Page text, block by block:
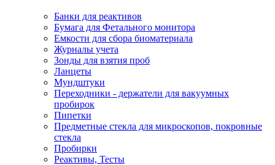
Банки для реактивов
Бумага для Фетального монитора
Емкости для сбора биоматериала
Журналы учета
Зонды для взятия проб
Ланцеты
Мундштуки
Переходники - держатели для вакуумных
пробирок
Пипетки
Предметные стекла для микроскопов, покровные
стекла
Пробирки
Реактивы, Тесты